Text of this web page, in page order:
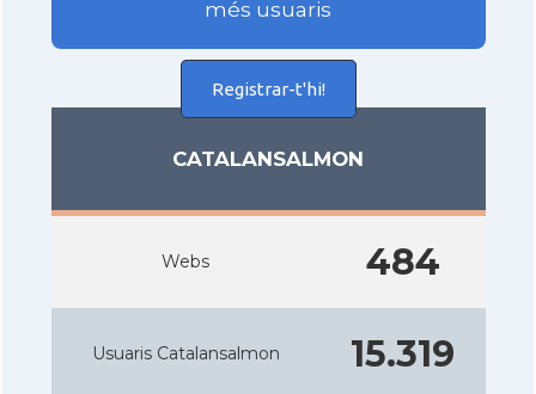
més usuaris
Registrar-t'hi!
CATALANSALMON
Webs 484
Usuaris Catalansalmon 15.319